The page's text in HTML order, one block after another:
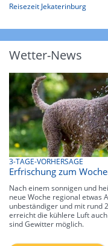
Reisezeit Jekaterinburg
Wetter-News
3-TAGE-VORHERSAGE
Erfrischung zum
Nach einem sonnigen und
neue Woche regional etwas
unbeständiger und mit rund
erreicht die kühlere Luft
sind Gewitter möglich.